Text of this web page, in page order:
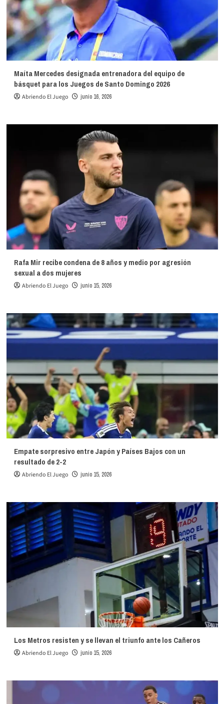
Maíta Mercedes designada entrenadora del equipo de
básquet para los Juegos de Santo Domingo 2026
Abriendo El Juego junio 16, 2026
Rafa Mir recibe condena de 8 años y medio por agresión
sexual a dos mujeres
Abriendo El Juego junio 15, 2026
Empate sorpresivo entre Japón y Países Bajos con un
resultado de 2-2
Abriendo El Juego junio 15, 2026
Los Metros resisten y se llevan el triunfo ante los Cañeros
Abriendo El Juego junio 15, 2026